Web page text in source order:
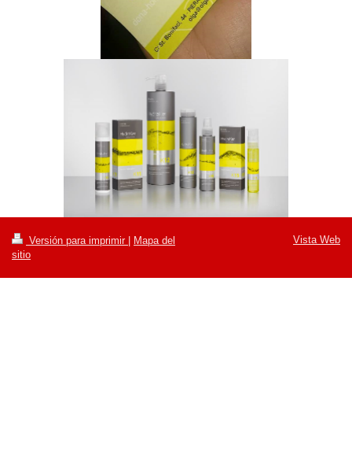
Versión para imprimir
Mapa del
sitio
Vista Web